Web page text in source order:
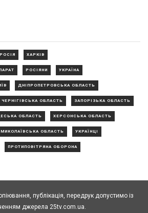
РОСІЯ ХАРКІВ
РОСІЯНИ УКРАЇНА
ДНІПРОПЕТРОВСЬКА ОБЛАСТЬ
ЧЕРНІГІВСЬКА ОБЛАСТЬ ЗАПОРІЗЬКА ОБЛАСТЬ
ОБЛАСТЬ ХЕРСОНСЬКА ОБЛАСТЬ
МИКОЛАЇВСЬКА ОБЛАСТЬ УКРАЇНЦІ
ПРОТИПОВІТРЯНА ОБОРОНА
публiкацiя, передрук допустимо із
джерела 25tv.com.ua.